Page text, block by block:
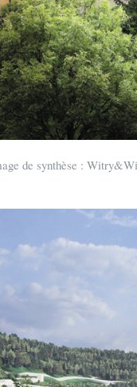
de synthèse :